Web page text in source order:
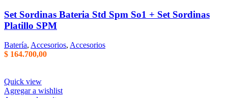
Set Sordinas Bateria Std Spm So1 + Set Sordinas
Platillo SPM
Batería, Accesorios, Accesorios
$ 164.700,00
Quick view
Agregar a wishlist